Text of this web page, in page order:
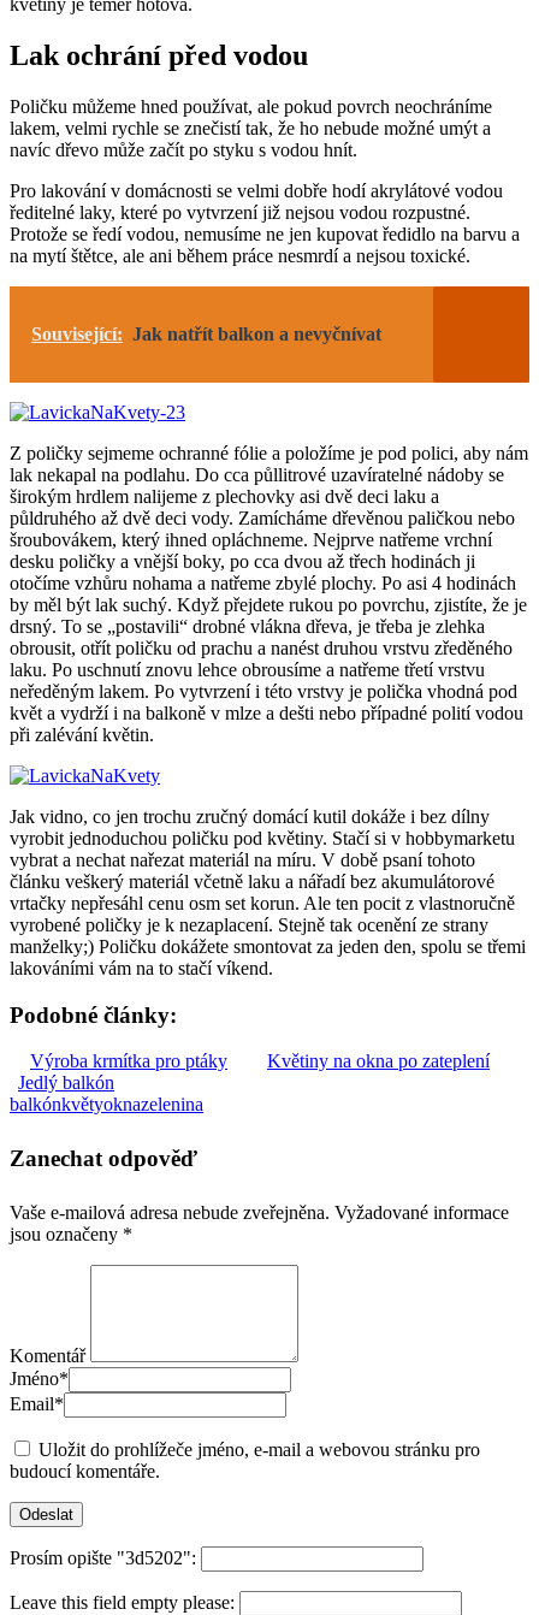
květiny je téměř hotová.
Lak ochrání před vodou
Poličku můžeme hned používat, ale pokud povrch neochráníme
lakem, velmi rychle se znečistí tak, že ho nebude možné umýt a
navíc dřevo může začít po styku s vodou hnít.
Pro lakování v domácnosti se velmi dobře hodí akrylátové vodou
ředitelné laky, které po vytvrzení již nejsou vodou rozpustné.
Protože se ředí vodou, nemusíme ne jen kupovat ředidlo na barvu a
na mytí štětce, ale ani během práce nesmrdí a nejsou toxické.
Související: Jak natřít balkon a nevyčnívat
Z poličky sejmeme ochranné fólie a položíme je pod polici, aby nám
lak nekapal na podlahu. Do cca půllitrové uzavíratelné nádoby se
širokým hrdlem nalijeme z plechovky asi dvě deci laku a
půldruhého až dvě deci vody. Zamícháme dřevěnou paličkou nebo
šroubovákem, který ihned opláchneme. Nejprve natřeme vrchní
desku poličky a vnější boky, po cca dvou až třech hodinách ji
otočíme vzhůru nohama a natřeme zbylé plochy. Po asi 4 hodinách
by měl být lak suchý. Když přejdete rukou po povrchu, zjistíte, že je
drsný. To se „postavili“ drobné vlákna dřeva, je třeba je zlehka
obrousit, otřít poličku od prachu a nanést druhou vrstvu zředěného
laku. Po uschnutí znovu lehce obrousíme a natřeme třetí vrstvu
neředěným lakem. Po vytvrzení i této vrstvy je polička vhodná pod
květ a vydrží i na balkoně v mlze a dešti nebo případné polití vodou
při zalévání květin.
Jak vidno, co jen trochu zručný domácí kutil dokáže i bez dílny
vyrobit jednoduchou poličku pod květiny. Stačí si v hobbymarketu
vybrat a nechat nařezat materiál na míru. V době psaní tohoto
článku veškerý materiál včetně laku a nářadí bez akumulátorové
vrtačky nepřesáhl cenu osm set korun. Ale ten pocit z vlastnoručně
vyrobené poličky je k nezaplacení. Stejně tak ocenění ze strany
manželky;) Poličku dokážete smontovat za jeden den, spolu se třemi
lakováními vám na to stačí víkend.
Podobné články:
Výroba krmítka pro ptáky
Květiny na okna po zateplení
Jedlý balkón
balkónkvětyoknazelenina
Zanechat odpověď
Vaše e-mailová adresa nebude zveřejněna. Vyžadované informace
jsou označeny *
Komentář
Jméno*
Email*
Uložit do prohlížeče jméno, e-mail a webovou stránku pro
budoucí komentáře.
Prosím opište "3d5202":
Leave this field empty please: